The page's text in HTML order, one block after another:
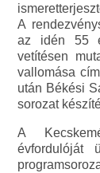
A
az idén 55
vetítésen
vallomása
után Békési
sorozat
A
évfordulóját